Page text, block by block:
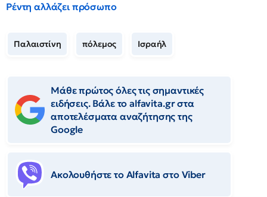
Ρέντη αλλάζει πρόσωπο
Παλαιστίνη πόλεμος Ισραήλ
Μάθε πρώτος όλες τις σημαντικές
ειδήσεις. Βάλε το alfavita.gr στα
αποτελέσματα αναζήτησης της
Google
Ακολουθήστε το Αlfavita στο Viber